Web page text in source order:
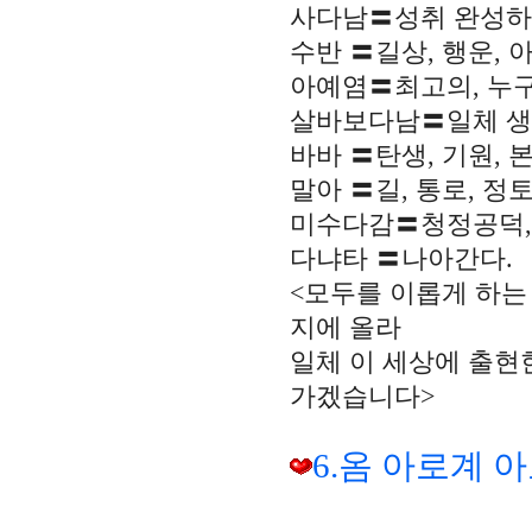
사다남〓성취 완성
수반 〓길상, 행운,
아예염〓최고의, 누
살바보다남〓일체
바바 〓탄생, 기원,
말아 〓길, 통로, 정
미수다감〓청정공
다냐타 〓나아간다.
<모두를 이롭게 하
지에 올라
일체 이 세상에 출
가겠습니다>
6.옴 아로계